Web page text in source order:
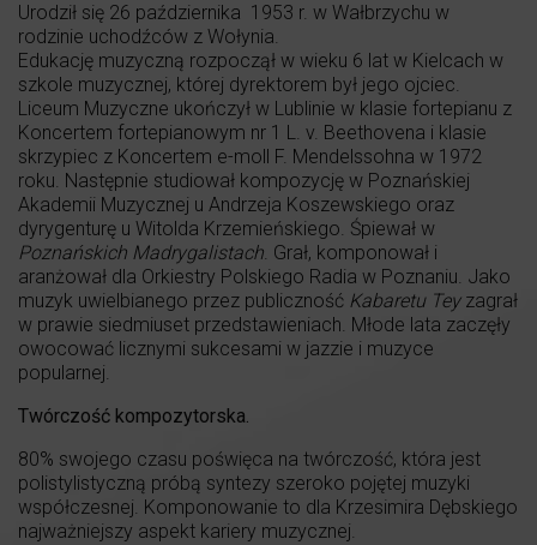
Urodził się 26 października 1953 r. w Wałbrzychu w
rodzinie uchodźców z Wołynia.
Edukację muzyczną rozpoczął w wieku 6 lat w Kielcach w
szkole muzycznej, której dyrektorem był jego ojciec.
Liceum Muzyczne ukończył w Lublinie w klasie fortepianu z
Koncertem fortepianowym nr 1 L. v. Beethovena i klasie
skrzypiec z Koncertem e-moll F. Mendelssohna w 1972
roku. Następnie studiował kompozycję w Poznańskiej
Akademii Muzycznej u Andrzeja Koszewskiego oraz
dyrygenturę u Witolda Krzemieńskiego. Śpiewał w
Poznańskich Madrygalistach. Grał, komponował i
aranżował dla Orkiestry Polskiego Radia w Poznaniu. Jako
muzyk uwielbianego przez publiczność Kabaretu Teyzagrał
w prawie siedmiuset przedstawieniach. Młode lata zaczęły
owocować licznymi sukcesami w jazzie i muzyce
popularnej.
Twórczość kompozytorska.
80% swojego czasu poświęca na twórczość, która jest
polistylistyczną próbą syntezy szeroko pojętej muzyki
współczesnej. Komponowanie to dla Krzesimira Dębskiego
najważniejszy aspekt kariery muzycznej.